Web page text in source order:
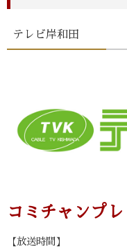
テレビ岸和田
コミチャンプ
【放送時間】